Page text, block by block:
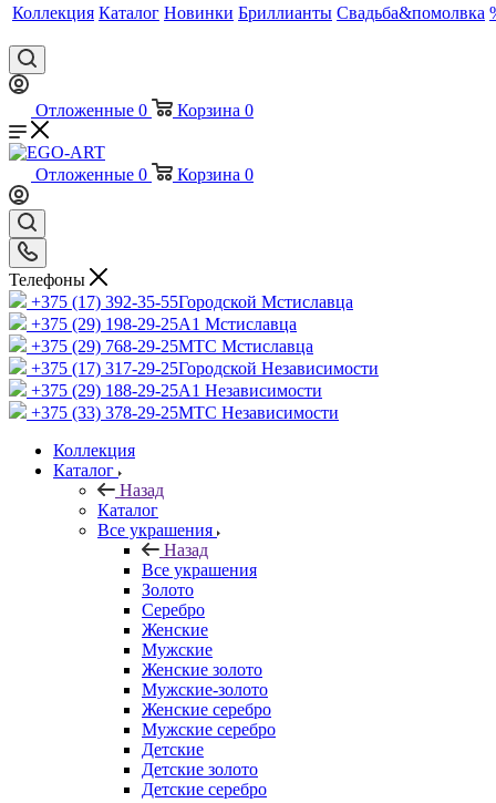
Коллекция Каталог Новинки Бриллианты Свадьба&помолвка
Отложенные 0 Корзина 0
Отложенные 0 Корзина 0
Телефоны
+375 (17) 392-35-55Городской Мстиславца
+375 (29) 198-29-25A1 Мстиславца
+375 (29) 768-29-25МТС Мстиславца
+375 (17) 317-29-25Городской Независимости
+375 (29) 188-29-25A1 Независимости
+375 (33) 378-29-25МТС Независимости
Коллекция
Каталог
Назад
Каталог
Все украшения
Назад
Все украшения
Золото
Серебро
Женские
Мужские
Женские золото
Мужские-золото
Женские серебро
Мужские серебро
Детские
Детские золото
Детские серебро